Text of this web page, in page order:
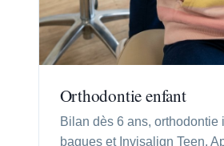
Orthodontie enfant
Bilan dès 6 ans, orthodontie
bagues et Invisalign Teen.